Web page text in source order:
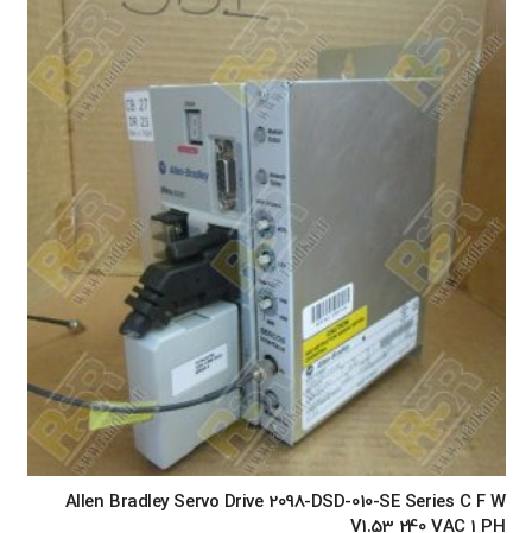
Allen Bradley Servo Drive 2098-DSD-010-SE Series C F W
V1.53 240 VAC 1 PH